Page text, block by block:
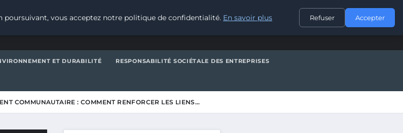
CONTACT
ET DURABILITÉ RESPONSABILITÉ SOCIÉTALE DES ENTREPRISES
COMMUNAUTAIRE : COMMENT RENFORCER LES LIENS…
vous acceptez notre politique de confidentialité. En savoir plus Refuser Accepter